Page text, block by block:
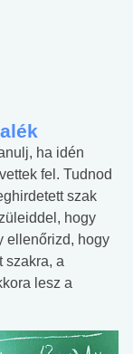
ha idén
fel. Tudnod
szak
hogy
ellenőrizd, hogy
szakra, a
lesz a